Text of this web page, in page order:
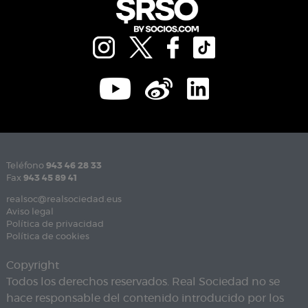
Teléfono 943 46 28 33
Fax 943 45 89 41
realsoc@realsociedad.eus
Aviso legal
Política de privacidad
Política de cookies
Copyright
Todos los derechos reservados. Real Sociedad no se
hace responsable del contenido introducido por los